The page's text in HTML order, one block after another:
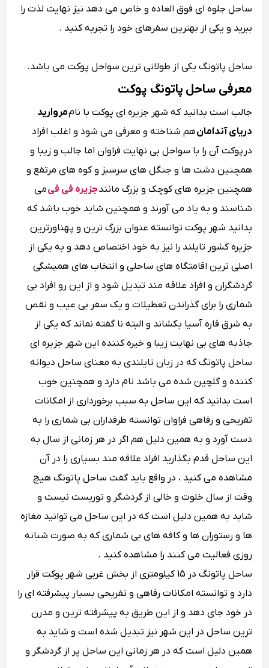
ساحل جلوه ای فوق العاده و خاص می دهد نیز نهایت لذت را
ببرید و یکی از بهترین سفرهای خود را تجربه کنید .
ساحل پاتونگ یکی از طولانی ترین سواحل پوکت می باشد.
معرفی ساحل پاتونگ پوکت
جالب است بدانید که شهر جزیره ای پوکت با ناممروارید
دریای آندامانهم شناخته و معرفی می شود و اغلب افراد
در پوکت آن را با سواحل بی نهایت فراوان اما جالب و زیبا و
همچنین دشت ها و جنگل های سرسبز و کوه های مرتفع و
همچنین جزیره های کوچک و بزرگ مانندجزیره فی فیمی
شناسند و به یاد می آورند و همچنین شاید خوب باشد که
بدانید شهر پوکت توانسته عنوان بزرگ ترین و پهناورترین
جزیره کشور تایلند را نیز به خود اختصاص دهد و به یکی از
اصلی ترین اقامتگاه های ساحلی و انتخاب های همیشگی
گردشگران و افراد علاقه مند تبدیل شود و از این رو افراد بی
شماری را برای گذراندن تعطیلات و یک سفر بی عیب و نقص
به شرق قاره آسیا بکشاند و البته نا گفته نماند که یکی از
جاذبه های بی نهایت زیبا و خیره کننده این شهر جزیره ای
ساحل پاتونگ که در زبان تایلندی به معنای ساحل دیوانه
کننده و گلچین شده می باشد نام دارد و همچنین خوب
است بدانید که این ساحل به سبب برخورداری از امکانات
تفریحی و رفاهی فراوان توانسته طرفداران بی شماری را به
دست آورد و به همین دلیل هم اگر در هر زمانی از سال به
این ساحل قدم بگذارید افراد علاقه مند بسیاری را در آن
مشاهده می کنید ، در واقع باید گفت ساحل پاتونگ هیچ
وقت از سال خلوت و خالی از گردشگر و توریست نیست و
شاید به همین دلیل است که در این ساحل می توانید مغازه
ها و رستوران ها و کافه های بی شماری که به صورت شبانه
روزی فعالیت می کنند را مشاهده کنید .
ساحل پاتونگ در 15 کیلومتری از بخش غربی شهر پوکت قرار
دارد و توانسته امکانات رفاهی و تفریحی بسیار پیشرفته ای را
در خود جای دهد و از این طریق به پیشرفته ترین و مدرن
ترین ساحل در این شهر نیز تبدیل شده است و شاید به
همین دلیل است که در هر زمانی این ساحل پر از گردشگر و